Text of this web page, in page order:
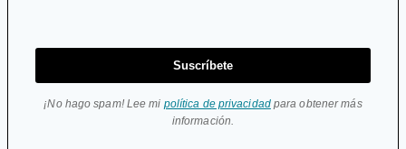
Suscríbete
¡No hago spam! Lee mi política de privacidadpara obtener más
información.